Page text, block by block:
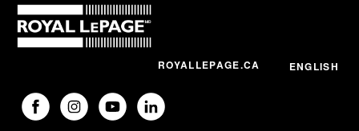
ROYALLEPAGE.CA ENGLISH